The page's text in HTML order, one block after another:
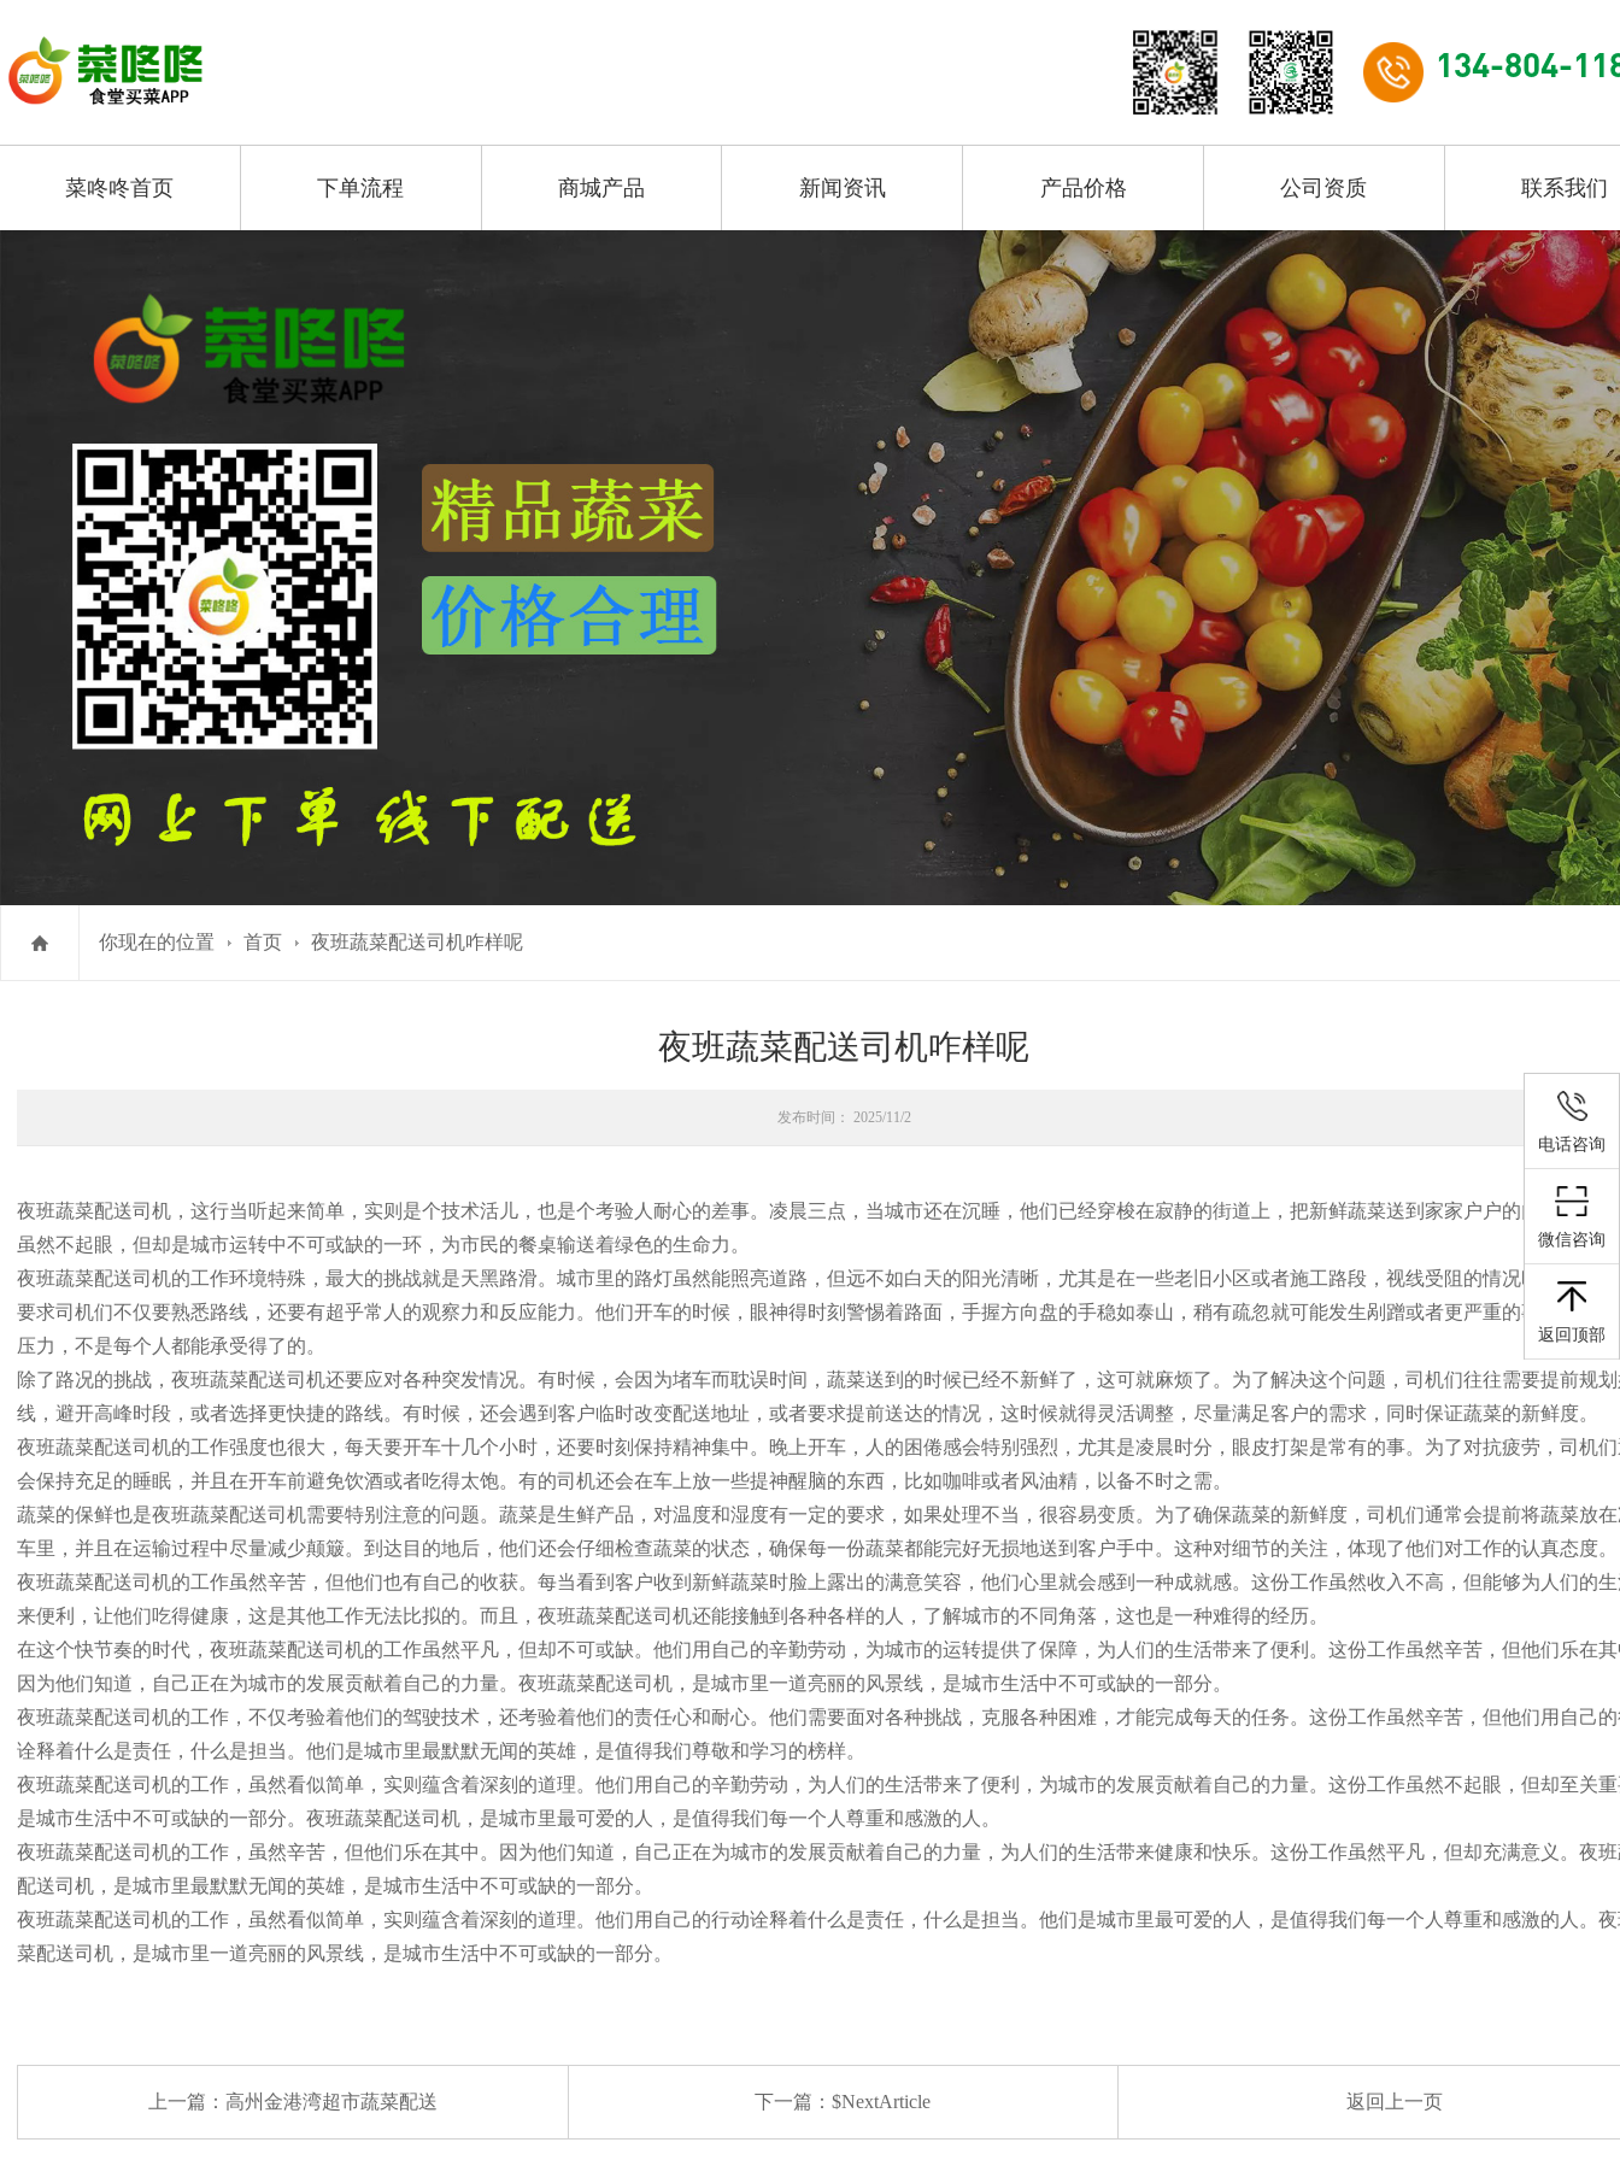
134-804-
菜咚咚首页 下单流程 商城产品 新闻资讯 产品价格 公司资质 联系我们
你现在的位置 首页 夜班蔬菜配送司机咋样呢
夜班蔬菜配送司机咋样呢
发布时间： 2025/11/2
夜班蔬菜配送司机，这行当听起来简单，实则是个技术活儿，也是个考验人耐心的差事。凌晨三点，当城市还在沉睡，他们已经穿梭在寂静的街道上，把新鲜蔬菜送到家家户户的门口。这
虽然不起眼，但却是城市运转中不可或缺的一环，为市民的餐桌输送着绿色的生命力。
夜班蔬菜配送司机的工作环境特殊，最大的挑战就是天黑路滑。城市里的路灯虽然能照亮道路，但远不如白天的阳光清晰，尤其是在一些老旧小区或者施工路段，视线受阻的情况时有发生
要求司机们不仅要熟悉路线，还要有超乎常人的观察力和反应能力。他们开车的时候，眼神得时刻警惕着路面，手握方向盘的手稳如泰山，稍有疏忽就可能发生剐蹭或者更严重的事故。这
压力，不是每个人都能承受得了的。
除了路况的挑战，夜班蔬菜配送司机还要应对各种突发情况。有时候，会因为堵车而耽误时间，蔬菜送到的时候已经不新鲜了，这可就麻烦了。为了解决这个问题，司机们往往需要提前规
线，避开高峰时段，或者选择更快捷的路线。有时候，还会遇到客户临时改变配送地址，或者要求提前送达的情况，这时候就得灵活调整，尽量满足客户的需求，同时保证蔬菜的新鲜度。
夜班蔬菜配送司机的工作强度也很大，每天要开车十几个小时，还要时刻保持精神集中。晚上开车，人的困倦感会特别强烈，尤其是凌晨时分，眼皮打架是常有的事。为了对抗疲劳，司机
会保持充足的睡眠，并且在开车前避免饮酒或者吃得太饱。有的司机还会在车上放一些提神醒脑的东西，比如咖啡或者风油精，以备不时之需。
蔬菜的保鲜也是夜班蔬菜配送司机需要特别注意的问题。蔬菜是生鲜产品，对温度和湿度有一定的要求，如果处理不当，很容易变质。为了确保蔬菜的新鲜度，司机们通常会提前将蔬菜放
车里，并且在运输过程中尽量减少颠簸。到达目的地后，他们还会仔细检查蔬菜的状态，确保每一份蔬菜都能完好无损地送到客户手中。这种对细节的关注，体现了他们对工作的认真态度。
夜班蔬菜配送司机的工作虽然辛苦，但他们也有自己的收获。每当看到客户收到新鲜蔬菜时脸上露出的满意笑容，他们心里就会感到一种成就感。这份工作虽然收入不高，但能够为人们的
来便利，让他们吃得健康，这是其他工作无法比拟的。而且，夜班蔬菜配送司机还能接触到各种各样的人，了解城市的不同角落，这也是一种难得的经历。
在这个快节奏的时代，夜班蔬菜配送司机的工作虽然平凡，但却不可或缺。他们用自己的辛勤劳动，为城市的运转提供了保障，为人们的生活带来了便利。这份工作虽然辛苦，但他们乐在
因为他们知道，自己正在为城市的发展贡献着自己的力量。夜班蔬菜配送司机，是城市里一道亮丽的风景线，是城市生活中不可或缺的一部分。
夜班蔬菜配送司机的工作，不仅考验着他们的驾驶技术，还考验着他们的责任心和耐心。他们需要面对各种挑战，克服各种困难，才能完成每天的任务。这份工作虽然辛苦，但他们用自己
诠释着什么是责任，什么是担当。他们是城市里最默默无闻的英雄，是值得我们尊敬和学习的榜样。
夜班蔬菜配送司机的工作，虽然看似简单，实则蕴含着深刻的道理。他们用自己的辛勤劳动，为人们的生活带来了便利，为城市的发展贡献着自己的力量。这份工作虽然不起眼，但却至关
是城市生活中不可或缺的一部分。夜班蔬菜配送司机，是城市里最可爱的人，是值得我们每一个人尊重和感激的人。
夜班蔬菜配送司机的工作，虽然辛苦，但他们乐在其中。因为他们知道，自己正在为城市的发展贡献着自己的力量，为人们的生活带来健康和快乐。这份工作虽然平凡，但却充满意义。夜
配送司机，是城市里最默默无闻的英雄，是城市生活中不可或缺的一部分。
夜班蔬菜配送司机的工作，虽然看似简单，实则蕴含着深刻的道理。他们用自己的行动诠释着什么是责任，什么是担当。他们是城市里最可爱的人，是值得我们每一个人尊重和感激的人。
菜配送司机，是城市里一道亮丽的风景线，是城市生活中不可或缺的一部分。
上一篇： 高州金港湾超市蔬菜配送 下一篇：$NextArticle 返回上一页
电话咨询
微信咨询
返回顶部